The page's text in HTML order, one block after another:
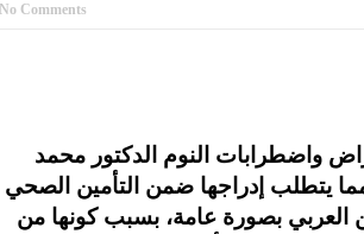
No Comments
واضطرابات النوم الدكتور محمد
بصورة عامة، بسبب كونها من